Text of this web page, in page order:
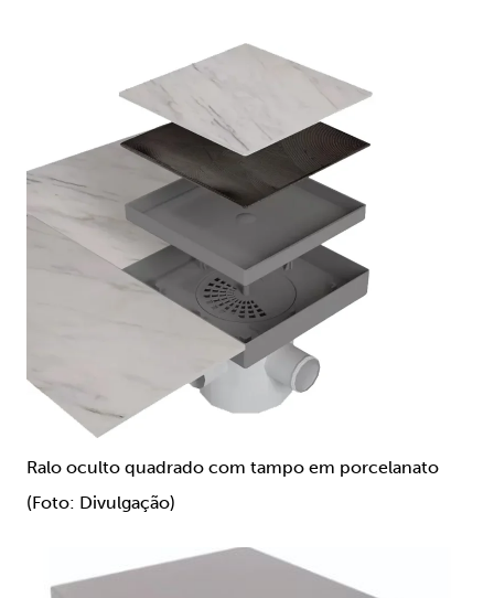
Ralo oculto quadrado com tampo em porcelanato
(Foto: Divulgação)